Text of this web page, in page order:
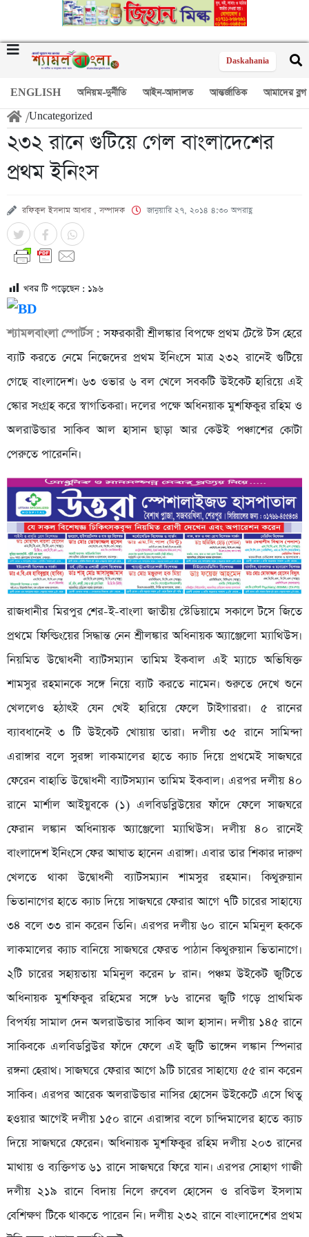
Daskahania
ENGLISH অনিয়ম-দুর্নীতি আইন-আদালত আন্তর্জাতিক আমাদের ব্লগ
/Uncategorized
২৩২ রানে গুটিয়ে গেল বাংলাদেশের
প্রথম ইনিংস
রফিকুল ইসলাম আধার , সম্পাদক জানুয়ারি ২৭, ২০১৪ ৪:৩০ অপরাহ্ণ
খবর টি পড়েছেন : ১৯৬
শ্যামলবাংলা স্পোর্টস : সফরকারী শ্রীলঙ্কার বিপক্ষে প্রথম টেস্টে টস হেরে
ব্যাট করতে নেমে নিজেদের প্রথম ইনিংসে মাত্র ২৩২ রানেই গুটিয়ে
গেছে বাংলাদেশ। ৬৩ ওভার ৬ বল খেলে সবকটি উইকেট হারিয়ে এই
স্কোর সংগ্রহ করে স্বাগতিকরা। দলের পক্ষে অধিনয়াক মুশফিকুর রহিম ও
অলরাউন্ডার সাকিব আল হাসান ছাড়া আর কেউই পঞ্চাশের কোটা
পেরুতে পারেননি।
রাজধানীর মিরপুর শের-ই-বাংলা জাতীয় স্টেডিয়ামে সকালে টসে জিতে
প্রথমে ফিল্ডিংয়ের সিদ্ধান্ত নেন শ্রীলঙ্কার অধিনায়ক অ্যাঞ্জেলো ম্যাথিউস।
নিয়মিত উদ্বোধনী ব্যাটসম্যান তামিম ইকবাল এই ম্যাচে অভিষিক্ত
শামসুর রহমানকে সঙ্গে নিয়ে ব্যাট করতে নামেন। শুরুতে দেখে শুনে
খেললেও হঠাৎই যেন খেই হারিয়ে ফেলে টাইগাররা। ৫ রানের
ব্যাবধানেই ৩ টি উইকেট খোয়ায় তারা। দলীয় ৩৫ রানে সামিন্দা
এরাঙ্গার বলে সুরঙ্গা লাকমালের হাতে ক্যাচ দিয়ে প্রথমেই সাজঘরে
ফেরেন বাহাতি উদ্বোধনী ব্যাটসম্যান তামিম ইকবাল। এরপর দলীয় ৪০
রানে মার্শাল আইয়ুবকে (১) এলবিডব্লিউয়ের ফাঁদে ফেলে সাজঘরে
ফেরান লঙ্কান অধিনায়ক অ্যাঞ্জেলো ম্যাথিউস। দলীয় ৪০ রানেই
বাংলাদেশ ইনিংসে ফের আঘাত হানেন এরাঙ্গা। এবার তার শিকার দারুণ
খেলতে থাকা উদ্বোধনী ব্যাটসম্যান শামসুর রহমান। কিথুরুয়ান
ভিতানাগের হাতে ক্যাচ দিয়ে সাজঘরে ফেরার আগে ৭টি চারের সাহায্যে
৩৪ বলে ৩৩ রান করেন তিনি। এরপর দলীয় ৬০ রানে মমিনুল হককে
লাকমালের ক্যাচ বানিয়ে সাজঘরে ফেরত পাঠান কিথুরুয়ান ভিতানাগে।
২টি চারের সহায়তায় মমিনুল করেন ৮ রান। পঞ্চম উইকেট জুটিতে
অধিনায়ক মুশফিকুর রহিমের সঙ্গে ৮৬ রানের জুটি গড়ে প্রাথমিক
বিপর্যয় সামাল দেন অলরাউন্ডার সাকিব আল হাসান। দলীয় ১৪৫ রানে
সাকিবকে এলবিডব্লিউর ফাঁদে ফেলে এই জুটি ভাঙ্গেন লঙ্কান স্পিনার
রঙ্গনা হেরাথ। সাজঘরে ফেরার আগে ৯টি চারের সাহায্যে ৫৫ রান করেন
সাকিব। এরপর আরেক অলরাউন্ডার নাসির হোসেন উইকেটে এসে থিতু
হওয়ার আগেই দলীয় ১৫০ রানে এরাঙ্গার বলে চান্দিমালের হাতে ক্যাচ
দিয়ে সাজঘরে ফেরেন। অধিনায়ক মুশফিকুর রহিম দলীয় ২০৩ রানের
মাথায় ও ব্যক্তিগত ৬১ রানে সাজঘরে ফিরে যান। এরপর সোহাগ গাজী
দলীয় ২১৯ রানে বিদায় নিলে রুবেল হোসেন ও রবিউল ইসলাম
বেশিক্ষণ টিকে থাকতে পারেন নি। দলীয় ২৩২ রানে বাংলাদেশের প্রথম